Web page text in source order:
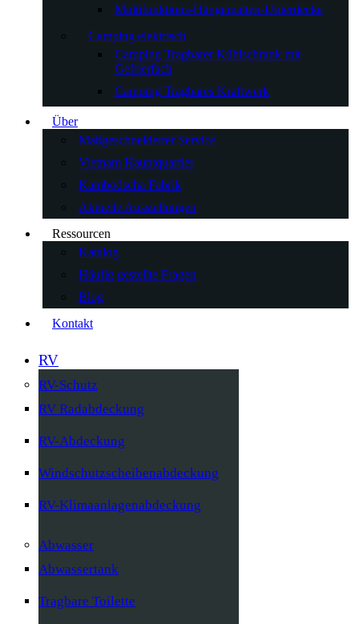
Multifunktions-Hängematten-Unterdecke
Camping elektrisch
Camping Tragbarer Kühlschrank mit
Gefrierfach
Camping Tragbares Kraftwerk
Über
Maßgeschneiderter Service
Vietnam Hauptquartier
Kambodscha Fabrik
Aktuelle Ausstellungen
Ressourcen
Katalog
Häufig gestellte Fragen
Blog
Kontakt
RV
RV-Schutz
RV Radabdeckung
RV-Abdeckung
Windschutzscheibenabdeckung
RV-Klimaanlagenabdeckung
Abwasser
Abwassertank
Tragbare Toilette